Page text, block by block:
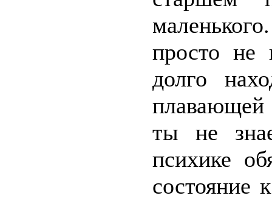
просто не
долго
плавающей
ты не
психике
состояние